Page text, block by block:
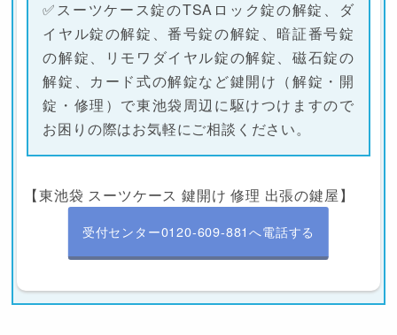
✅スーツケース錠のTSAロック錠の解錠、ダ
イヤル錠の解錠、番号錠の解錠、暗証番号錠
の解錠、リモワダイヤル錠の解錠、磁石錠の
解錠、カード式の解錠など鍵開け（解錠・開
錠・修理）で東池袋周辺に駆けつけますので
お困りの際はお気軽にご相談ください。
【東池袋 スーツケース 鍵開け 修理 出張の鍵屋】
受付センター0120-609-881へ電話する